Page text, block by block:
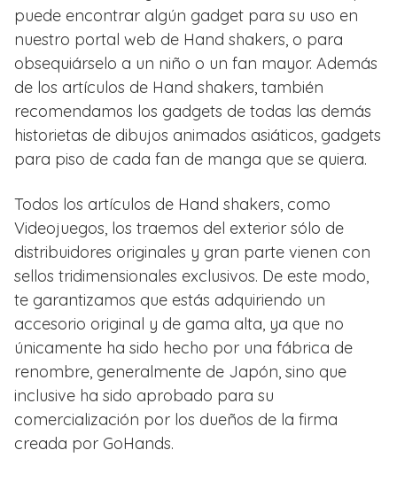
puede encontrar algún gadget para su uso en
nuestro portal web de Hand shakers, o para
obsequiárselo a un niño o un fan mayor. Además
de los artículos de Hand shakers, también
recomendamos los gadgets de todas las demás
historietas de dibujos animados asiáticos, gadgets
para piso de cada fan de manga que se quiera.
Todos los artículos de Hand shakers, como
Videojuegos, los traemos del exterior sólo de
distribuidores originales y gran parte vienen con
sellos tridimensionales exclusivos. De este modo,
te garantizamos que estás adquiriendo un
accesorio original y de gama alta, ya que no
únicamente ha sido hecho por una fábrica de
renombre, generalmente de Japón, sino que
inclusive ha sido aprobado para su
comercialización por los dueños de la firma
creada por GoHands.